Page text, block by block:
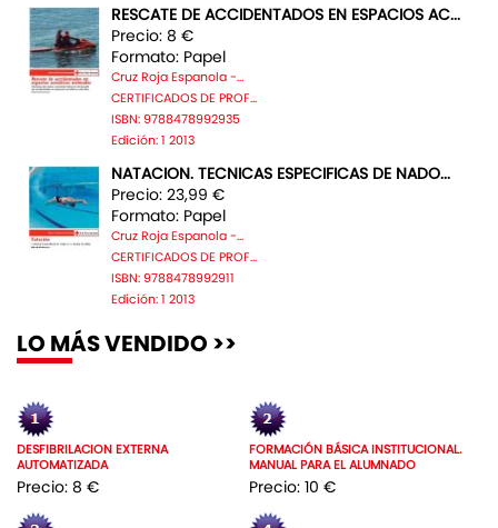
RESCATE DE ACCIDENTADOS EN ESPACIOS AC...
Precio: 8 €
Formato: Papel
Cruz Roja Espanola -...
CERTIFICADOS DE PROF...
ISBN: 9788478992935
Edición: 1 2013
NATACION. TECNICAS ESPECIFICAS DE NADO...
Precio: 23,99 €
Formato: Papel
Cruz Roja Espanola -...
CERTIFICADOS DE PROF...
ISBN: 9788478992911
Edición: 1 2013
LO MÁS VENDIDO >>
DESFIBRILACION EXTERNA
AUTOMATIZADA
Precio: 8 €
FORMACIÓN BÁSICA INSTITUCIONAL.
MANUAL PARA EL ALUMNADO
Precio: 10 €